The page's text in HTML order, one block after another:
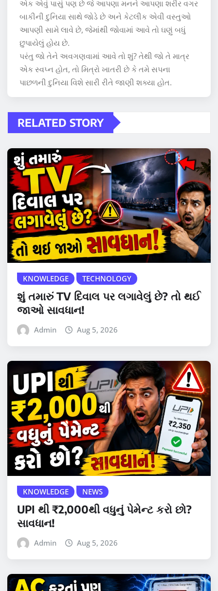
એક એવું પાસું પણ છે જે આપણા મનને આપણા શરીર વગર
બાકીની દુનિયા સાથે જોડે છે અને કેટલીક એવી વસ્તુઓ
આપણી સામે લાવે છે, જેમાંથી જોવામાં આવે તો ઘણું બધું
છુપાયેલું હોય છે.
પરંતુ જો તેને અવગણવામાં આવે તો શું? તેથી જો તે માત્ર
એક સ્વપ્ન હોત, તો મિત્રો ખાતરી છે કે તમે સપના
પાછળની દુનિયા વિશે સારી રીતે જાણી શક્યા હોત.
RELATED STORY
KNOWLEDGE TECHNOLOGY
શું તમારું TV દિવાલ પર લગાવેલું છે? તો થઈ
જાઓ સાવધાન!
Admin Aug 5, 2026
KNOWLEDGE NEWS
UPI થી ₹2,000થી વધુનું પેમેન્ટ કરો છો?
સાવધાન!
Admin Aug 5, 2026